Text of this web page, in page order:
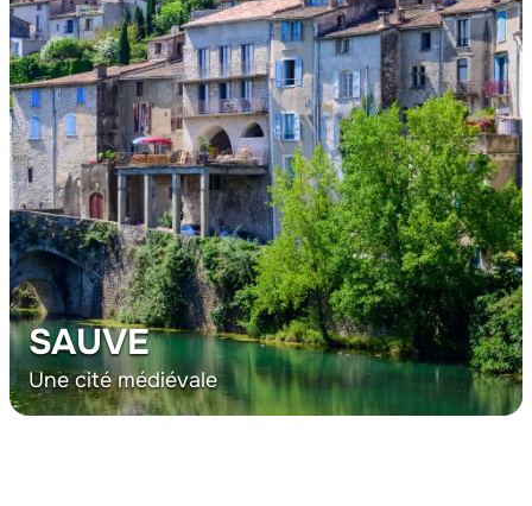
SAUVE
Une cité médiévale